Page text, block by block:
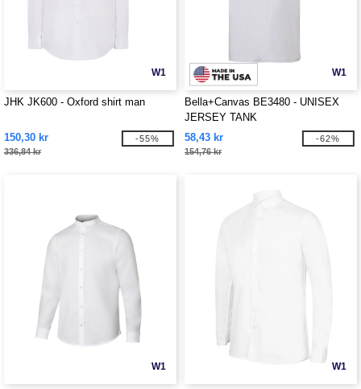
W1
JHK JK600 - Oxford shirt man
150,30 kr
336,84 kr
-55%
W1
Bella+Canvas BE3480 - UNISEX
JERSEY TANK
58,43 kr
154,76 kr
-62%
W1 W1